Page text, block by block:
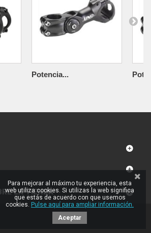
Potencia...
LA TIENDA
Para mejorar al máximo tu experiencia, esta
web utiliza cookies. Si utilizas la web significa
que estás de acuerdo con que usemos
cookies. Pulse aquí para ampliar información.
Aceptar